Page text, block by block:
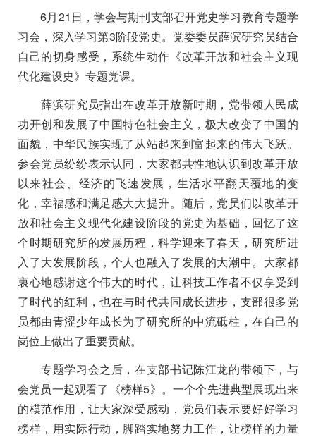
6月21 日，学会与期刊支部召开党史学习教育专题学
习会，深入学习第3阶段党史。党委委员薛滨研究员结合
自己的切身感受，系统生动作《改革开放和社会主义现
代化建设史》专题党课。
薛滨研究员指出在改革开放新时期，党带领人民成
功开创和发展了中国特色社会主义，极大改变了中国的
面貌，中华民族实现了从站起来到富起来的伟大飞跃。
参会党员纷纷表示认同，大家都共性地认识到改革开放
以来社会、经济的飞速发展，生活水平翻天覆地的变
化，幸福感和满足感大大提升。随后，党员们以改革开
放和社会主义现代化建设阶段的党史为基础，回忆了这
个时期研究所的发展历程，科学迎来了春天，研究所进
入了大发展阶段，个人也融入了发展的大潮中。大家都
衷心地感谢这个伟大的时代，让科技工作者不仅享受到
了时代的红利，也在与时代共同成长进步，支部很多党
员都由青涩少年成长为了研究所的中流砥柱，在自己的
岗位上做出了重要贡献。
专题学习会之后，在支部书记陈江龙的带领下，与
会党员一起观看了《榜样5》。一个个先进典型展现出来
的模范作用，让大家深受感动，党员们表示要好好学习
榜样，用实际行动，脚踏实地努力工作，让榜样的力量